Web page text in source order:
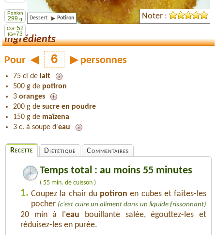
Portion
299 g
CG=52
IG=73
Dessert Potiron Noter :
Ingrédients
Pour ◀ ▶ personnes
75 cl de lait
500 g de potiron
3 oranges
200 g de sucre en poudre
150 g de maïzena
3 c. à soupe d'eau
Recette Diététique Commentaires
Temps total : au moins 55 minutes
( 55 min. de cuisson )
1. Coupez la chair du potiron en cubes et faites-les
pocher (c'est cuire un aliment dans un liquide frissonnant)
20 min à l'eau bouillante salée, égouttez-les et
réduisez-les en purée.